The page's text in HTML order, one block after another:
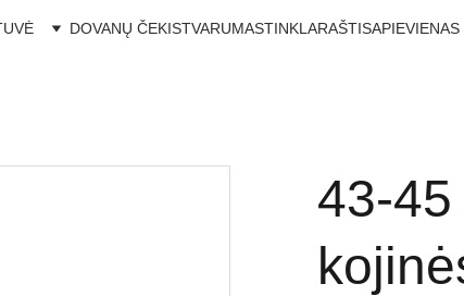
DOVANŲ ČEKISTVARUMASTINKLARAŠTISAPIEVIENAS
43-